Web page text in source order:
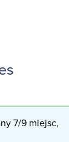
7/9 miejsc,